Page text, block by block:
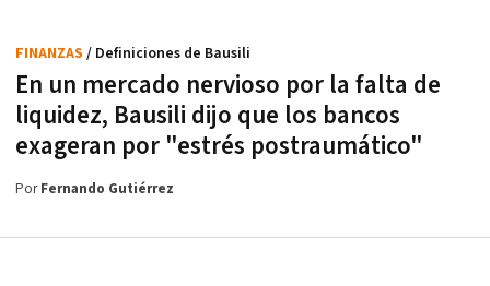
En un mercado nervioso por la falta de
liquidez, Bausili dijo que los bancos
exageran por "estrés postraumático"
FINANZAS / Definiciones de Bausili
PorFernando Gutiérrez